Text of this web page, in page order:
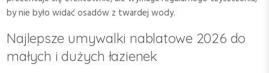
by nie było widać osadów z twardej wody.
Najlepsze umywalki nablatowe 2026 do
małych i dużych łazienek